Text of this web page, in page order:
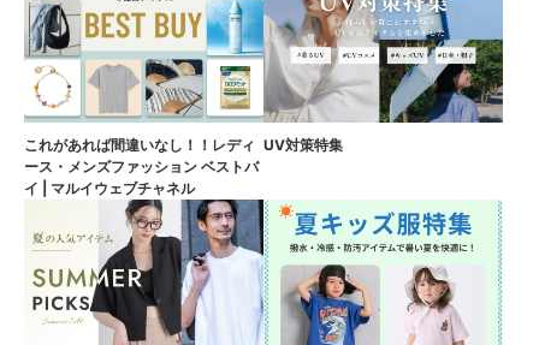
これがあれば間違いなし！！レディ
ース・メンズファッション ベストバ
イ | マルイウェブチャネル
UV対策特集